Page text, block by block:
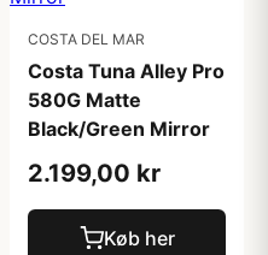
COSTA DEL MAR
Costa Tuna Alley Pro
580G Matte
Black/Green Mirror
2.199,00 kr
Køb her